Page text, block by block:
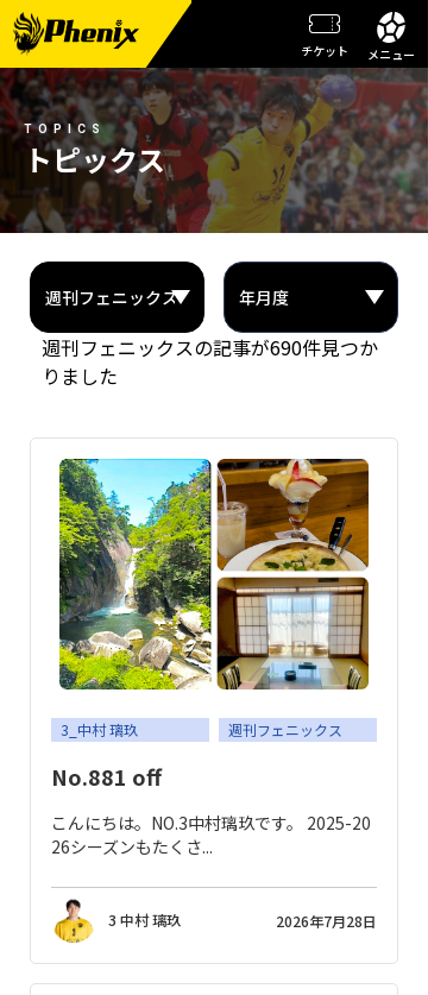
チケット メニュー
応援メッセージ・お問い合わせ
チーム情報
メンバー紹介
試合日程・結果
週刊フェニックス
観戦ガイド
スクール
チケット
サイトのご利用について
個人情報保護方針
サイトマップ
TOPICS
トピックス
週刊フェニックスの記事が690件見つか
りました
3_中村 璃玖 週刊フェニックス
No.881 off
こんにちは。NO.3中村璃玖です。 2025-20
26シーズンもたくさ...
3 中村 璃玖 2026年7月28日